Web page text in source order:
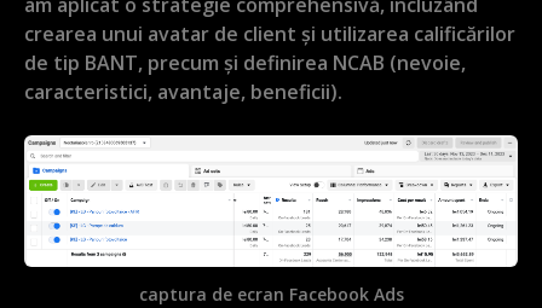
crearea unui avatar de client și utilizarea calificărilor
de tip BANT, precum și definirea NCAB (nevoie,
caracteristici, avantaje, beneficii).
captura de ecran Facebook Ads